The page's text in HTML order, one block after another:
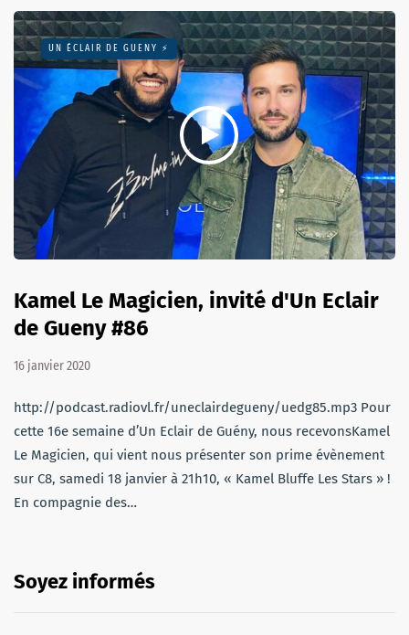
UN ÉCLAIR DE GUENY ⚡️
Kamel Le Magicien, invité d'Un Eclair
de Gueny #86
16 janvier 2020
http://podcast.radiovl.fr/uneclairdegueny/uedg85.mp3 Pour
cette 16e semaine d’Un Eclair de Guény, nous recevonsKamel
Le Magicien, qui vient nous présenter son prime évènement
sur C8, samedi 18 janvier à 21h10, « Kamel Bluffe Les Stars » !
En compagnie des…
Soyez informés